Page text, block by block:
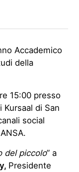
Accademico
della
15:00 presso
Kursaal di San
social
del piccolo” a
Presidente